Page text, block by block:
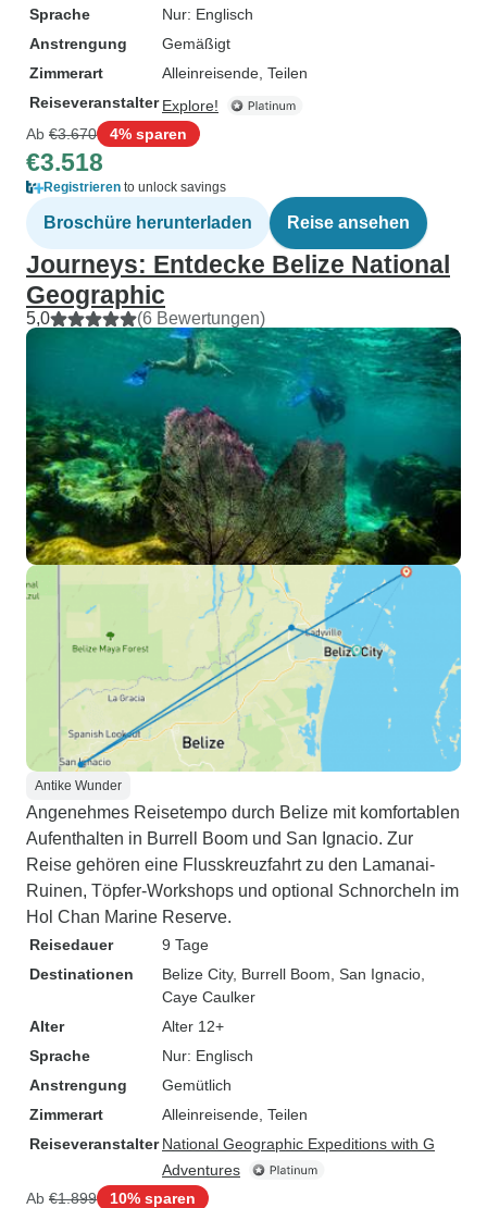
Sprache
Nur: Englisch
Anstrengung
Gemäßigt
Zimmerart
Alleinreisende, Teilen
Reiseveranstalter Explore!
Ab €3.670 4% sparen
€3.518
Registrieren to unlock savings
Broschüre herunterladen Reise ansehen
Journeys: Entdecke Belize National
Geographic
5,0 (6 Bewertungen)
Antike Wunder
Angenehmes Reisetempo durch Belize mit komfortablen
Aufenthalten in Burrell Boom und San Ignacio. Zur
Reise gehören eine Flusskreuzfahrt zu den Lamanai-
Ruinen, Töpfer-Workshops und optional Schnorcheln im
Hol Chan Marine Reserve.
Reisedauer
9 Tage
Destinationen
Belize City, Burrell Boom , San Ignacio
Caye Caulker
Alter
Alter 12+
Sprache
Nur: Englisch
Anstrengung
Gemütlich
Zimmerart
Alleinreisende, Teilen
Reiseveranstalter National Geographic Expeditions with G
Adventures
Ab €1.899 10% sparen